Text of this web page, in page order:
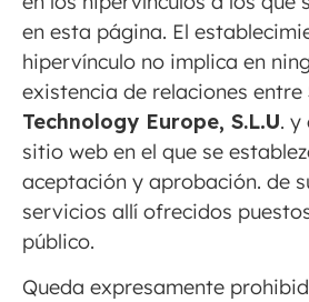
en esta página. El
hipervínculo no implica en
existencia de relaciones entre
Technology Europe, S.L.U. y
sitio web en el que se
aceptación y aprobación. de
servicios allí ofrecidos
público.
Queda expresamente